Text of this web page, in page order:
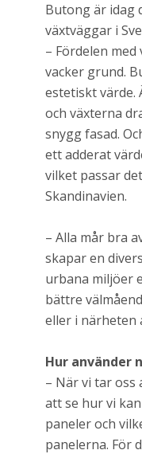
Butong är idag
växtväggar i
– Fördelen
vacker grund.
estetiskt värde.
och växterna
snygg fasad.
ett adderat
vilket passar
Skandinavien.
– Alla mår bra
skapar en
urbana miljöer
bättre
eller i närheten
Hur använder
– När vi tar
att se hur vi
paneler och
panelerna. För